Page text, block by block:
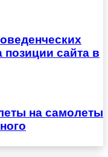
сайта в
на самолеты